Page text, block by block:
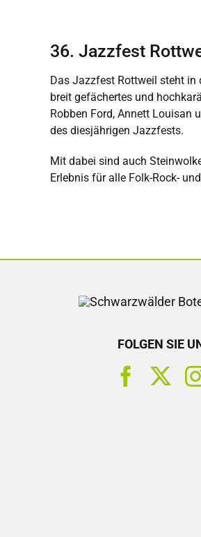
36. Jazzfest
Das Jazzfest Rottweil steht in
breit gefächertes und
Robben Ford, Annett Louisan
des diesjährigen Jazzfests.
Mit dabei sind auch
Erlebnis für alle Folk-Rock-
FOLGEN SIE